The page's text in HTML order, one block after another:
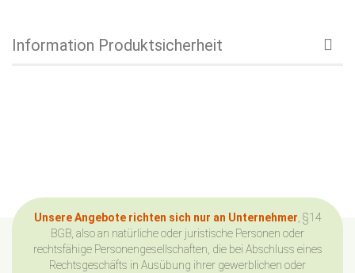
Information Produktsicherheit
Unsere Angebote richten sich nur an Unternehmer , §14
BGB, also an natürliche oder juristische Personen oder
rechtsfähige Personengesellschaften, die bei Abschluss eines
Rechtsgeschäfts in Ausübung ihrer gewerblichen oder